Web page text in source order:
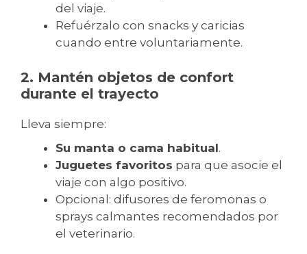
del viaje.
Refuérzalo con snacks y caricias
cuando entre voluntariamente.
2. Mantén objetos de confort
durante el trayecto
Lleva siempre:
Su manta o cama habitual.
Juguetes favoritos para que asocie el
viaje con algo positivo.
Opcional: difusores de feromonas o
sprays calmantes recomendados por
el veterinario.